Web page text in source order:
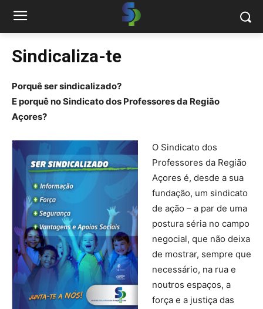
Sindicaliza-te
Porquê ser sindicalizado?
E porquê no Sindicato dos Professores da Região
Açores?
O Sindicato dos
Professores da Região
Açores é, desde a sua
fundação, um sindicato
de ação – a par de uma
postura séria no campo
negocial, que não deixa
de mostrar, sempre que
necessário, na rua e
noutros espaços, a
força e a justiça das